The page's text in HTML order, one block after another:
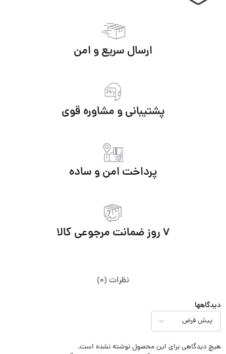
ارسال سریع و امن
پشتیبانی و مشاوره قوی
پرداخت امن و ساده
7 روز ضمانت مرجوعی کالا
نظرات (0)
دیدگاهها
هیچ دیدگاهی برای این محصول نوشته نشده است.